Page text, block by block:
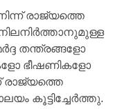
രാജ്യത്തെ
തന്ത്രങ്ങളോ
ഭീഷണികളോ
രാജ്യത്തെ
കൂട്ടിച്ചേർത്തു.